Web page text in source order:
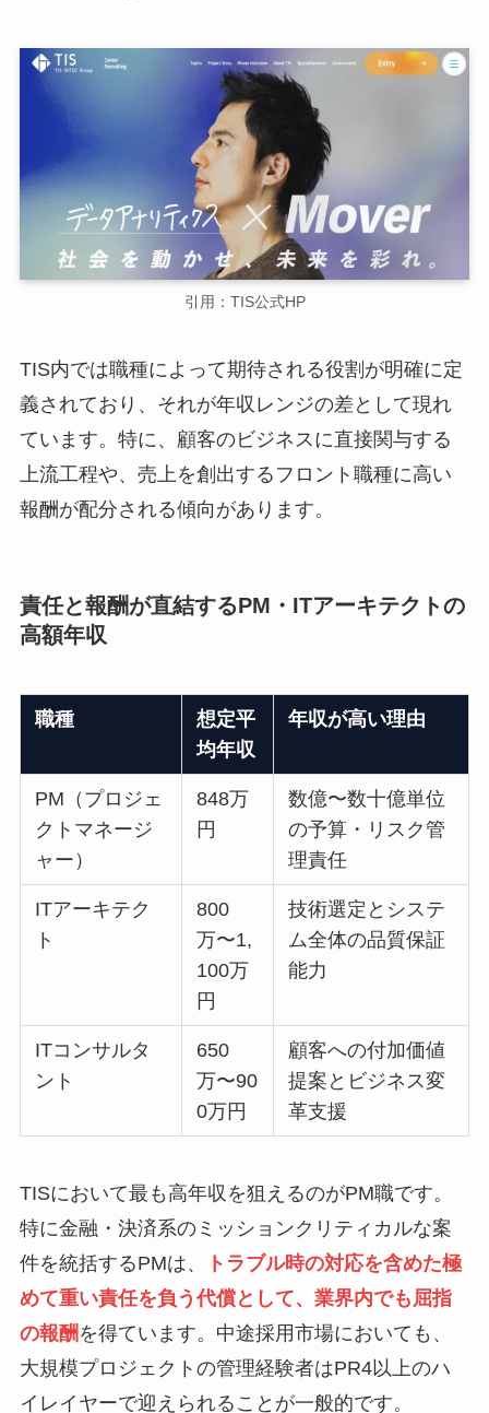
引用：TIS公式HP
TIS内では職種によって期待される役割が明確に定
義されており、それが年収レンジの差として現れ
ています。特に、顧客のビジネスに直接関与する
上流工程や、売上を創出するフロント職種に高い
報酬が配分される傾向があります。
責任と報酬が直結するPM・ITアーキテクトの
高額年収
職種
想定平
均年収
年収が高い理由
PM（プロジェ
クトマネージ
ャー）
848万
円
数億〜数十億単位
の予算・リスク管
理責任
ITアーキテク
ト
800
万〜1,
100万
円
技術選定とシステ
ム全体の品質保証
能力
ITコンサルタ
ント
650
万〜90
0万円
顧客への付加価値
提案とビジネス変
革支援
TISにおいて最も高年収を狙えるのがPM職です。
特に金融・決済系のミッションクリティカルな案
件を統括するPMは、
トラブル時の対応を含めた極
めて重い責任を負う代償として、業界内でも屈指
の報酬 を得ています。中途採用市場においても、
大規模プロジェクトの管理経験者はPR4以上のハ
イレイヤーで迎えられることが一般的です。